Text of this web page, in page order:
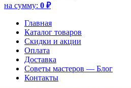
на сумму: 0 ₽
Главная
Каталог товаров
Скидки и акции
Оплата
Доставка
Советы мастеров — Блог
Контакты